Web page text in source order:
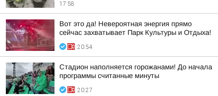
17:58
Вот это да! Невероятная энергия прямо
сейчас захватывает Парк Культуры и Отдыха!
20:54
Стадион наполняется горожанами! До начала
программы считанные минуты
20:27